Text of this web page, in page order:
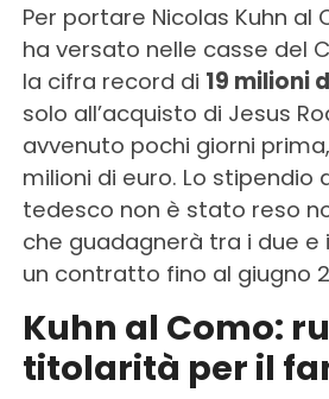
Per portare Nicolas Kuhn al
ha versato nelle casse del
la cifra record di 19 milioni
solo all’acquisto di Jesus
avvenuto pochi giorni
milioni di euro. Lo stipendio
tedesco non è stato reso
che guadagnerà tra i due e
un contratto fino al giugno
Kuhn al Como:
titolarità per il